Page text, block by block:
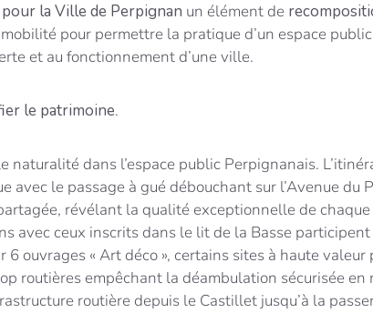
la Ville de Perpignan un élément de
pour permettre la pratique d’un espace
et au fonctionnement d’une ville.
le patrimoine.
dans l’espace public Perpignanais.
le passage à gué débouchant sur l’Avenue du
révélant la qualité exceptionnelle de
avec ceux inscrits dans le lit de la Basse
ouvrages « Art déco », certains sites à haute
routières empêchant la déambulation sécurisée
routière depuis le Castillet jusqu’à la